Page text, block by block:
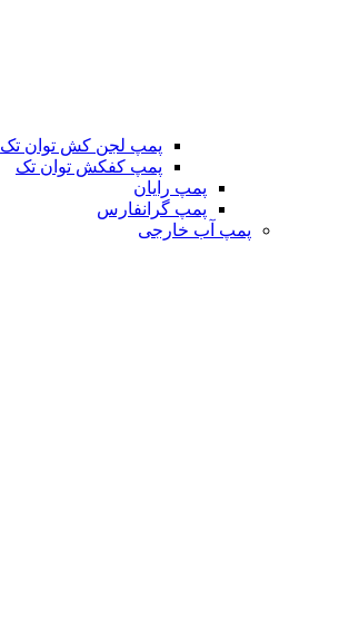
پمپ لجن کش توان تک
پمپ کفکش توان تک
پمپ رایان
پمپ گرانفارس
پمپ آب خارجی